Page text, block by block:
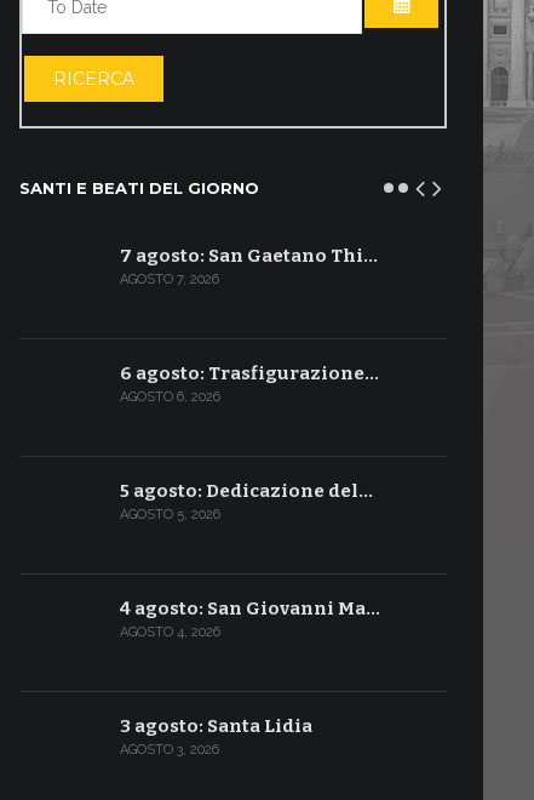
APRI IL
RICERCA
SANTI E BEATI DEL GIORNO
7 agosto: San Gaetano Thi…
AGOSTO 7, 2026
6 agosto: Trasfigurazione…
AGOSTO 6, 2026
5 agosto: Dedicazione del…
AGOSTO 5, 2026
4 agosto: San Giovanni Ma…
AGOSTO 4, 2026
3 agosto: Santa Lidia
AGOSTO 3, 2026